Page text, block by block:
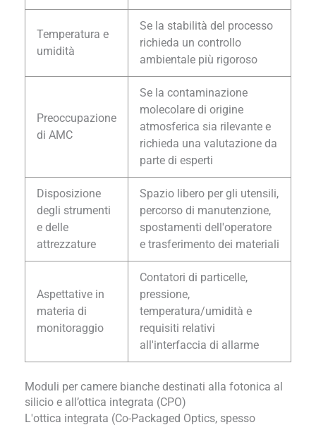
Temperatura e
umidità
Se la stabilità del processo
richieda un controllo
ambientale più rigoroso
Preoccupazione
di AMC
Se la contaminazione
molecolare di origine
atmosferica sia rilevante e
richieda una valutazione da
parte di esperti
Disposizione
degli strumenti
e delle
attrezzature
Spazio libero per gli utensili,
percorso di manutenzione,
spostamenti dell'operatore
e trasferimento dei materiali
Aspettative in
materia di
monitoraggio
Contatori di particelle,
pressione,
temperatura/umidità e
requisiti relativi
all'interfaccia di allarme
Moduli per camere bianche destinati alla fotonica al
silicio e all’ottica integrata (CPO)
L'ottica integrata (Co-Packaged Optics, spesso